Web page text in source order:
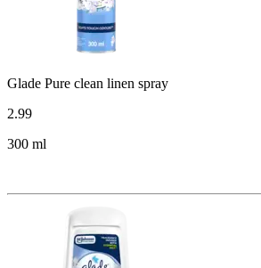
Glade Pure clean linen spray
2.99
300 ml